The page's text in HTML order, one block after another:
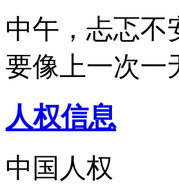
中午，忐忑不
要像上一次一
人权信息
中国人权